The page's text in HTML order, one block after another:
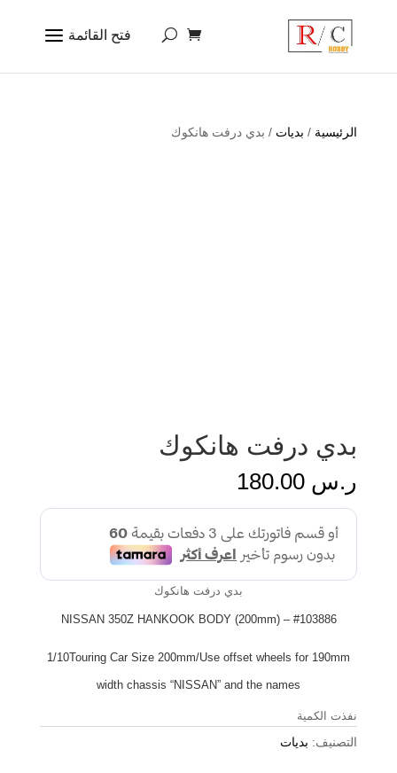
الرئيسية / بديات / بدي درفت هانكوك
بدي درفت هانكوك
ر.س
بدي درفت هانكوك
#103886 – NISSAN 350Z HANKOOK BODY (200mm)
1/10Touring Car Size 200mm/Use offset wheels for 190mm
width chassis “NISSAN” and the names
نفذت الكمية
التصنيف: بديات